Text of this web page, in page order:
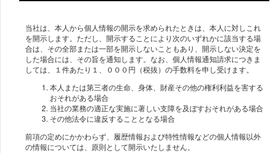
当社は、本人から個人情報の開示を求められたときは、本人に対しこれ
を開示します。ただし、開示することにより次のいずれかに該当する場
合は、その全部または一部を開示しないこともあり、開示しない決定を
した場合には、その旨を通知します。なお、個人情報通知請求につきま
しては、１件あたり１、０００円（税抜）の手数料を申し受けます。
本人または第三者の生命、身体、財産その他の権利利益を害する
おそれがある場合
当社の業務の適正な実施に著しい支障を及ぼすおそれがある場合
その他法令に違反することとなる場合
前項の定めにかかわらず、履歴情報および特性情報などの個人情報以外
の情報については、原則として開示いたしません。